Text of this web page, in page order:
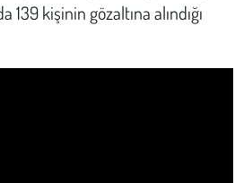
kişinin gözaltına alındığı